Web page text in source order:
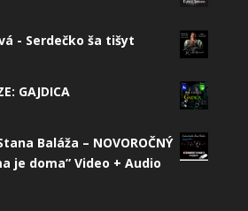
- Serdečko ša tišyt
GAJDICA
Baláža – NOVOROČNÝ
je doma” Video + Audio